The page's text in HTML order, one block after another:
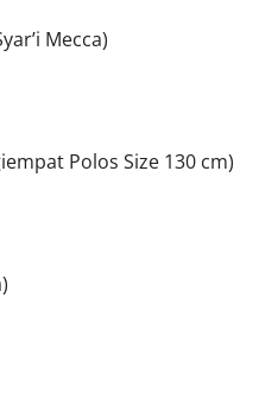
Mecca)
Polos Size 130 cm)